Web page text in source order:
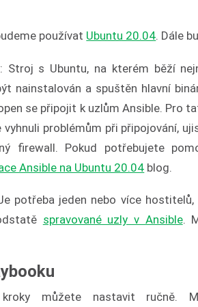
používat Ubuntu 20.04. Dále
: Stroj s Ubuntu, na kterém běží
nainstalován a spuštěn hlavní
se připojit k uzlům Ansible. Pro
vyhnuli problémům při připojování,
firewall. Pokud potřebujete
Ansible na Ubuntu 20.04 blog.
potřeba jeden nebo více
spravované uzly v Ansible.
kroky můžete nastavit ručně.